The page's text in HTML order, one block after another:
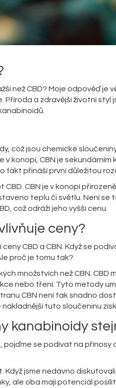
než CBD? Moje odpověď je
a zdravější životní styl
což jsou chemické
v konopí, CBN je sekundárním
přináší první důležitou
CBN je v konopí
teplu či světlu. Není se
což odráží jeho vyšší cenu.
ceny?
CBD a CBN. Když se
proč je tomu tak?
množstvích než CBN. CBD
nebo tření. Tyto metody
CBN není tak snadno
tuto sloučeninu
kanabinoidy
se podívat na přínosy
Když jsme nedávno
ale oba mají potenciál